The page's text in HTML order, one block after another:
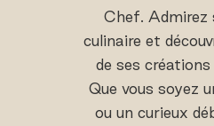
Chef. Admirez
culinaire et
de ses
Que vous soyez
ou un curieux